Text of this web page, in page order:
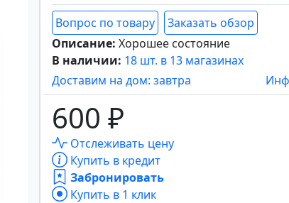
Вопрос по товару
Заказать обзор
Описание: Хорошее состояние
В наличии: 18 шт. в 13 магазинах
Доставим на дом: завтра
600 ₽
Отслеживать цену
Купить в кредит
Забронировать
Купить в 1 клик